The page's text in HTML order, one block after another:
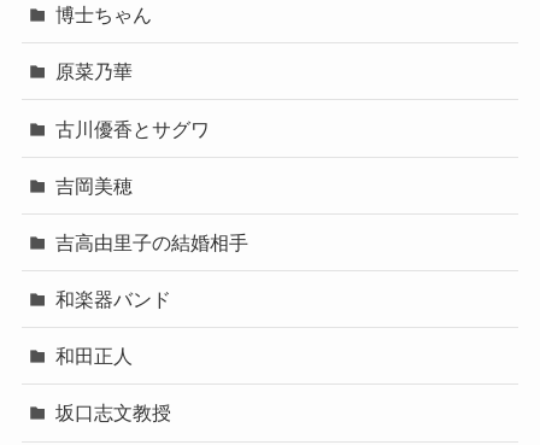
博士ちゃん
原菜乃華
古川優香とサグワ
吉岡美穂
吉高由里子の結婚相手
和楽器バンド
和田正人
坂口志文教授